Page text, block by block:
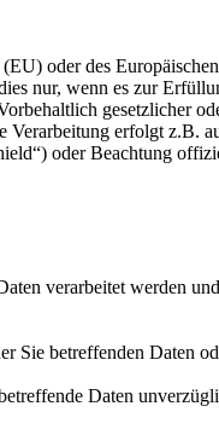
oder des
nur, wenn es zur
gesetzlicher
erfolgt z.B.
oder Beachtung
verarbeitet werden
Sie betreffenden Daten
Daten